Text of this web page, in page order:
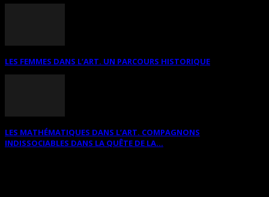
LES FEMMES DANS L’ART. UN PARCOURS HISTORIQUE
LES MATHÉMATIQUES DANS L’ART. COMPAGNONS
INDISSOCIABLES DANS LA QUÊTE DE LA...